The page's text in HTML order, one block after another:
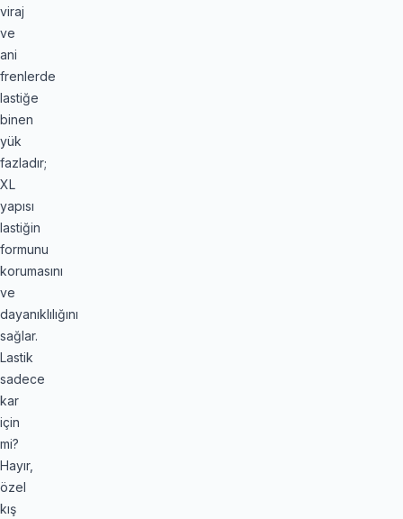
viraj
ve
ani
frenlerde
lastiğe
binen
yük
fazladır;
XL
yapısı
lastiğin
formunu
korumasını
ve
dayanıklılığını
sağlar.
Lastik
sadece
kar
için
mi?
Hayır,
özel
kış